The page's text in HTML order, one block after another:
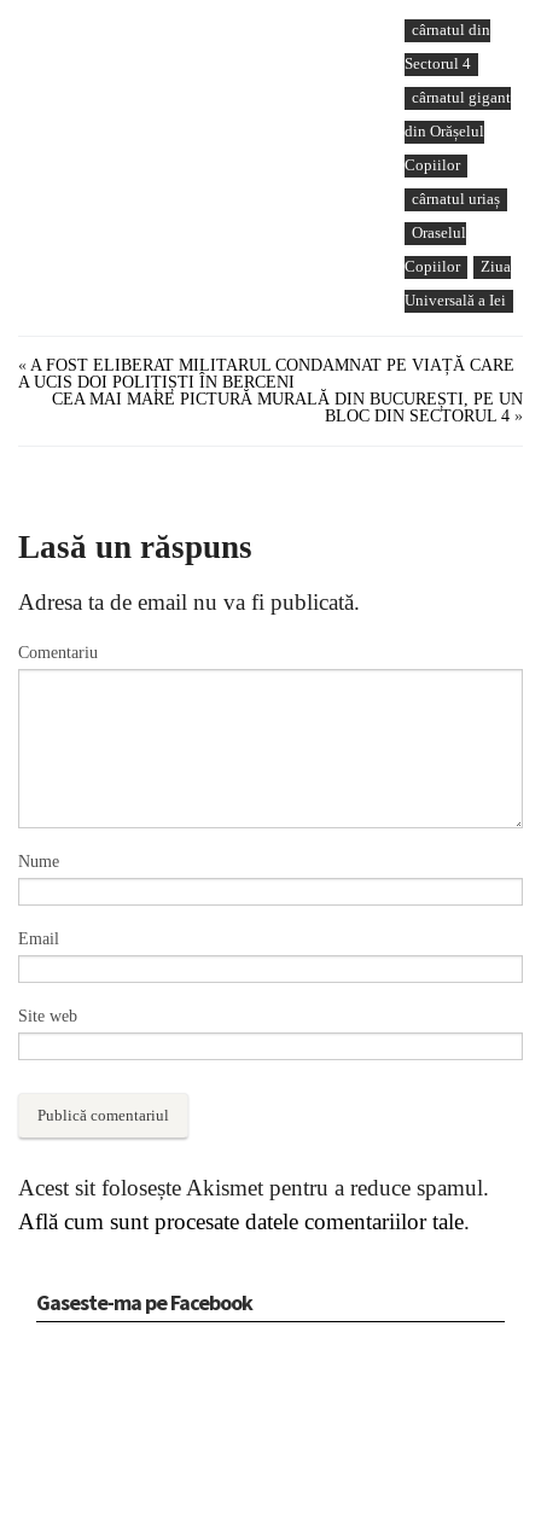
cârnatul din
Sectorul 4
cârnatul gigant
din Orășelul
Copiilor
cârnatul uriaș
Oraselul
Copiilor
Ziua
Universală a Iei
« A FOST ELIBERAT MILITARUL CONDAMNAT PE VIAȚĂ CARE
A UCIS DOI POLIȚIȘTI ÎN BERCENI
CEA MAI MARE PICTURĂ MURALĂ DIN BUCUREȘTI, PE UN
BLOC DIN SECTORUL 4 »
Lasă un răspuns
Adresa ta de email nu va fi publicată.
Comentariu
Nume
Email
Site web
Acest sit folosește Akismet pentru a reduce spamul.
Află cum sunt procesate datele comentariilor tale.
Gaseste-ma pe Facebook